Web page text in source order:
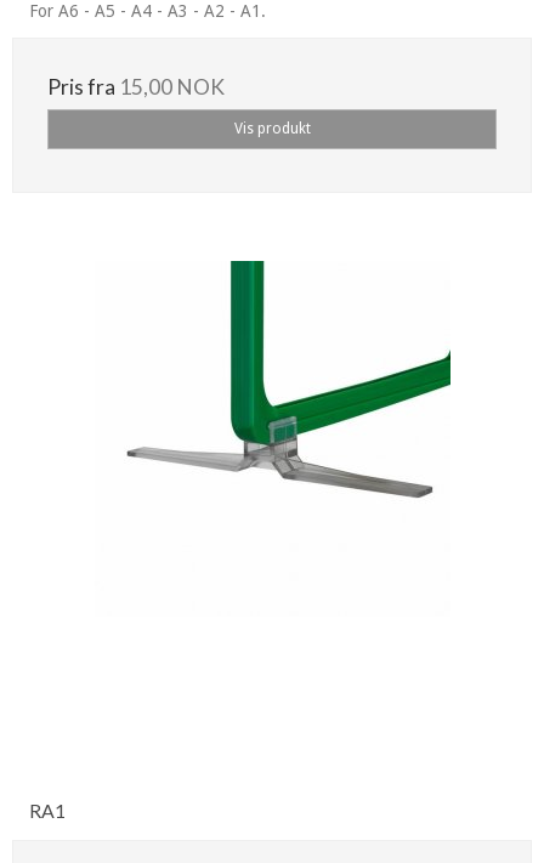
For A6 - A5 - A4 - A3 - A2 - A1.
Pris fra 15,00 NOK
Vis produkt
RA1